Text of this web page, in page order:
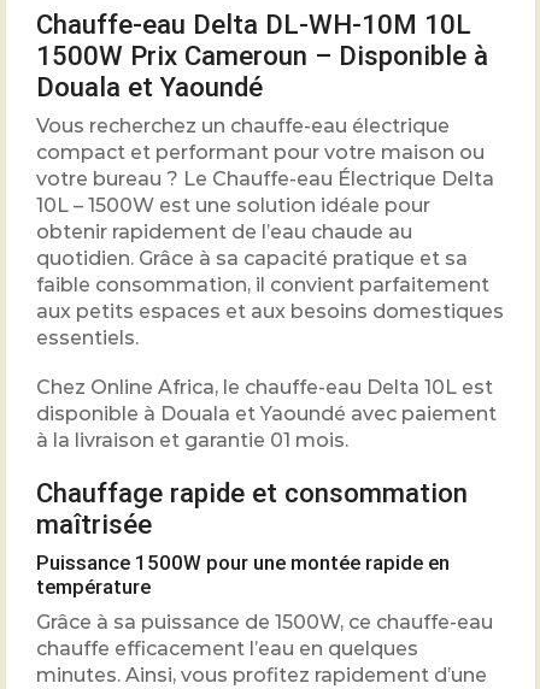
Chauffe-eau Delta DL-WH-10M 10L
1500W Prix Cameroun – Disponible à
Douala et Yaoundé
Vous recherchez un chauffe-eau électrique
compact et performant pour votre maison ou
votre bureau ? Le Chauffe-eau Électrique Delta
10L – 1500W est une solution idéale pour
obtenir rapidement de l’eau chaude au
quotidien. Grâce à sa capacité pratique et sa
faible consommation, il convient parfaitement
aux petits espaces et aux besoins domestiques
essentiels.
Chez Online Africa, le chauffe-eau Delta 10L est
disponible à Douala et Yaoundé avec paiement
à la livraison et garantie 01 mois.
Chauffage rapide et consommation
maîtrisée
Puissance 1500W pour une montée rapide en
température
Grâce à sa puissance de 1500W, ce chauffe-eau
chauffe efficacement l’eau en quelques
minutes. Ainsi, vous profitez rapidement d’une